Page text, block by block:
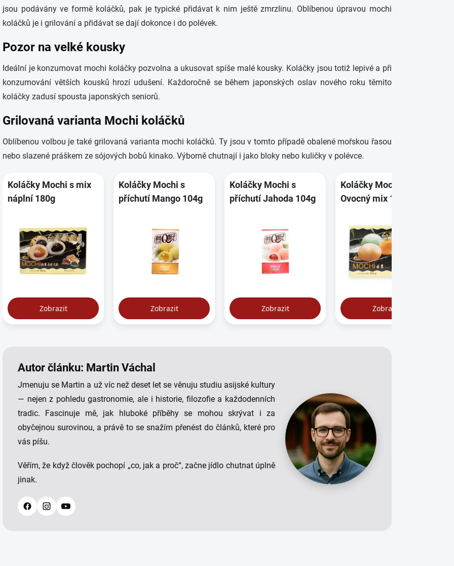
jsou podávány ve formě koláčků, pak je typické přidávat k nim ještě zmrzlinu. Oblíbenou úpravou mochi
koláčků je i grilování a přidávat se dají dokonce i do polévek.
Pozor na velké kousky
Ideální je konzumovat mochi koláčky pozvolna a ukusovat spíše malé kousky. Koláčky jsou totiž lepivé a při
konzumování větších kousků hrozí udušení. Každoročně se během japonských oslav nového roku těmito
koláčky zadusí spousta japonských seniorů.
Grilovaná varianta Mochi koláčků
Oblíbenou volbou je také grilovaná varianta mochi koláčků. Ty jsou v tomto případě obalené mořskou řasou
nebo slazené práškem ze sójových bobů kinako. Výborně chutnají i jako bloky nebo kuličky v polévce.
Autor článku: Martin Váchal
Jmenuju se Martin a už víc než deset let se věnuju studiu asijské kultury
— nejen z pohledu gastronomie, ale i historie, filozofie a každodenních
tradic. Fascinuje mě, jak hluboké příběhy se mohou skrývat i za
obyčejnou surovinou, a právě to se snažím přenést do článků, které pro
vás píšu.
Věřím, že když člověk pochopí „co, jak a proč“, začne jídlo chutnat úplně
jinak.